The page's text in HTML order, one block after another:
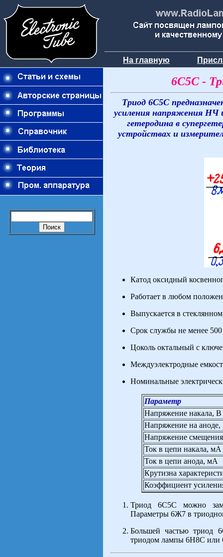
На главную
6С5С -
Триод 6С5С
усиления напряжения НЧ
гетеродина в
устройствах и
Катод оксидный
Работает в любом
Выпускается в
Срок службы не менее 500
Цоколь октальный с
Междуэлектродные
Номинальные
Параметр
Напряжение накала, В
Напряжение на аноде,
Напряжение смещения
Ток в цепи накала, мА
Ток в цепи анода, мА
Крутизна
Коэффициент
Триод 6С5С можно
Параметры 6Ж7 в
Большей частью триод
триодом лампы 6Н8С